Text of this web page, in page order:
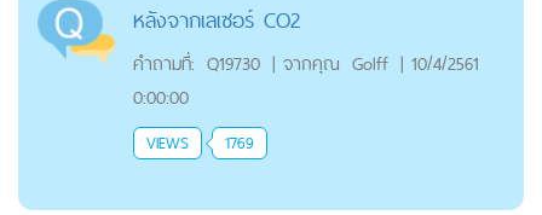
หลังจากเลเซอร์ CO2
คำถามที่: Q19730 | จากคุณ Golff | 10/4/2561
0:00:00
VIEWS 1769